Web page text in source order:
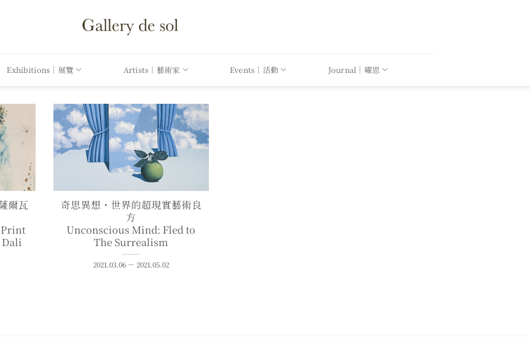
Exhibitions｜展覽 Artists｜藝術家 Events｜活動 Journal｜曜思
爾瓦
Dali
奇思異想・世界的超現實藝術良
方
Unconscious Mind: Fled to
The Surrealism
2021.03.06 － 2021.05.02